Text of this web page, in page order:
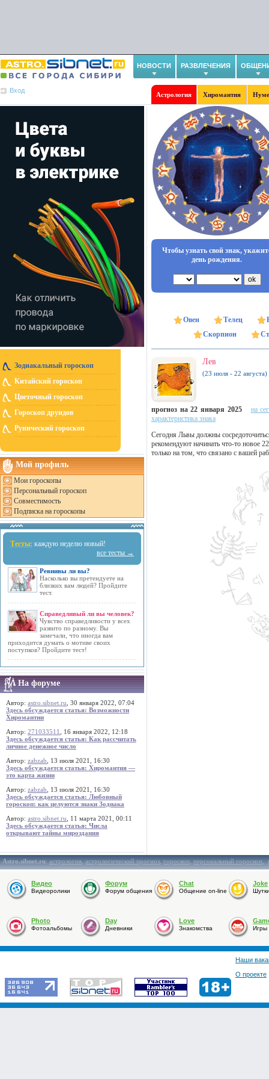
НОВОСТИ РАЗВЛЕЧЕНИЯ
Вход
Астрология Хиромантия
Зодиакальный гороскоп
Китайский гороскоп
Цветочный гороскоп
Гороскоп друидов
Рунический гороскоп
Мой профиль
Мои гороскопы
Персональный гороскоп
Совместимость
Подписка на гороскопы
Тесты: каждую неделю новый!
все тесты →
Ревнивы ли вы?
Насколько вы претендуете на
близких вам людей? Пройдите
тест.
Справедливый ли вы человек?
Чувство справедливости у всех
развито по разному. Вы
замечали, что иногда вам
приходится думать о мотиве своих
поступков? Пройдите тест!
На форуме
Автор: astro.sibnet.ru , 30 января 2022, 07:04
Здесь обсуждается статья: Возможности
Хиромантии
Автор: 271033511
, 16 января 2022, 12:18
Здесь обсуждается статья: Как рассчитать
личное денежное число
Автор: zabzab , 13 июля 2021, 16:30
Здесь обсуждается статья: Хиромантия —
это карта жизни
Автор: zabzab , 13 июля 2021, 16:30
Здесь обсуждается статья: Любовный
гороскоп: как целуются знаки Зодиака
Автор: astro.sibnet.ru , 11 марта 2021, 00:11
Здесь обсуждается статья: Числа
открывают тайны мироздания
Чтобы узнать свой знак,
день рождения.
Овен Телец
Скорпион
Лев
(23 июля - 22 августа)
прогноз на 22 января 2025
на
характеристика знака
Сегодня Львы должны
рекомендуют начинать что-то новое
только на том, что связано с вашей
Astro.sibnet.ru:астрология,астрологический прогноз,гороскоп,персональный гороскоп,
Видео
Видеоролики
Форум
Форум общения
Chat
Общение on-line
Joke
Photo
Фотоальбомы
Day
Дневники
Love
Знакомства Игры
Наши
О проекте